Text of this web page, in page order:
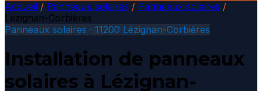
Accueil / Panneaux solaires / Panneaux solaires /
Lézignan-Corbières
Panneaux solaires · 11200 Lézignan-Corbières
Installation de panneaux
solaires à Lézignan-